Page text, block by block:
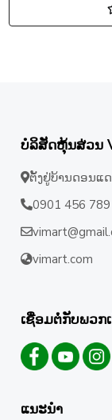
ບໍລິສັດຫຸ້ນສ່ວນ
ຕັ້ງຢູ່ບ້ານດອນແ
0901 456
vimart.com
ເຊື່ອມຕໍ່ກັບພວກ
ແນະນຳ